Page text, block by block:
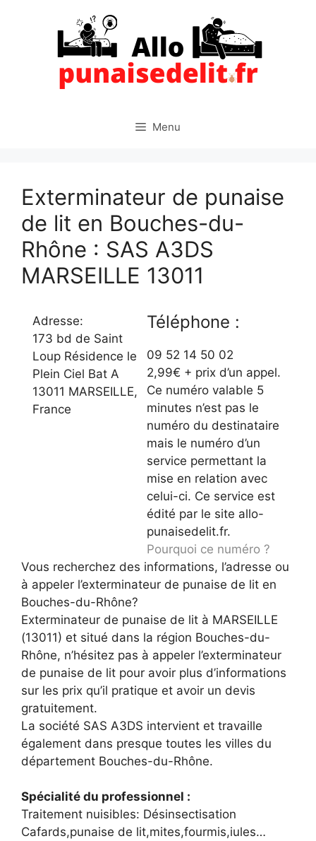
Menu
Exterminateur de punaise
de lit en Bouches-du-
Rhône : SAS A3DS
MARSEILLE 13011
Adresse:
173 bd de Saint
Loup Résidence le
Plein Ciel Bat A
13011 MARSEILLE,
France
Téléphone :
09 52 14 50 02
2,99€ + prix d’un appel.
Ce numéro valable 5
minutes n’est pas le
numéro du destinataire
mais le numéro d’un
service permettant la
mise en relation avec
celui-ci. Ce service est
édité par le site allo-
punaisedelit.fr.
Pourquoi ce numéro ?
Vous recherchez des informations, l’adresse ou
à appeler l’exterminateur de punaise de lit en
Bouches-du-Rhône?
Exterminateur de punaise de lit à MARSEILLE
(13011) et situé dans la région Bouches-du-
Rhône, n’hésitez pas à appeler l’exterminateur
de punaise de lit pour avoir plus d’informations
sur les prix qu’il pratique et avoir un devis
gratuitement.
La société SAS A3DS intervient et travaille
également dans presque toutes les villes du
département Bouches-du-Rhône.
Spécialité du professionnel :
Traitement nuisibles: Désinsectisation
Cafards,punaise de lit,mites,fourmis,iules…